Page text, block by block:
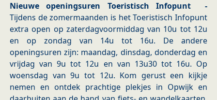
Nieuwe openingsuren Toeristisch Infopunt -
Tijdens de zomermaanden is het Toeristisch Infopunt
extra open op zaterdagvoormiddag van 10u tot 12u
en op zondag van 14u tot 16u. De andere
openingsuren zijn: maandag, dinsdag, donderdag en
vrijdag van 9u tot 12u en van 13u30 tot 16u. Op
woensdag van 9u tot 12u. Kom gerust een kijkje
nemen en ontdek prachtige plekjes in Opwijk en